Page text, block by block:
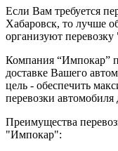
Если Вам требуется
Хабаровск, то лучше
организуют
Компания “Импокар”
доставке Вашего
цель - обеспечить
перевозки
Преимущества
"Импокар":